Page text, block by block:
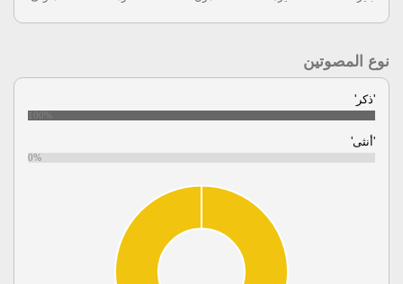
نوع المصوتين
'ذكر'
100%
'أنثى'
0%